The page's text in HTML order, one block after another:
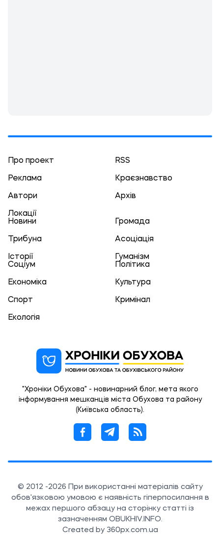
Про проект RSS
Реклама Краєзнавство
Автори Архів
Локації
Новини
Громада
Трибуна Асоціація
Історії
Гуманізм
Соціум
Політика
Економіка Культура
Спорт Кримінал
Екологія
"Хроніки Обухова" - новинарний блог, мета якого
інформування мешканців міста Обухова та району
(Київська область).
© 2012 -2026 При використанні матеріалів сайту
обов'язковою умовою є наявність гіперпосилання в
межах першого абзацу на сторінку статті із
зазначенням OBUKHIV.INFO.
Created by 360px.com.ua